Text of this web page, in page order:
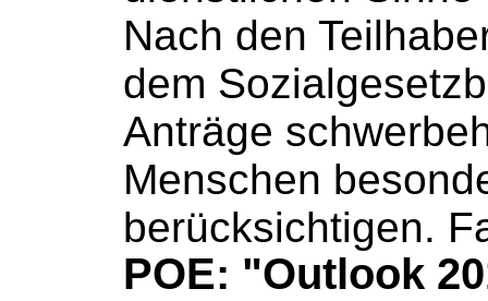
Nach den
dem
Anträge
Menschen
berücksichtigen.
POE: "Outlook